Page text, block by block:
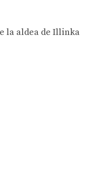
la aldea de Illinka